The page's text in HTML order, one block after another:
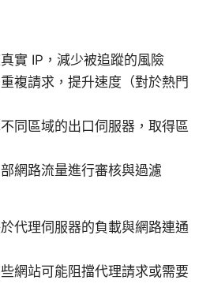
實 IP，減少被追蹤的風險
複請求，提升速度（對於熱門
同區域的出口伺服器，取得區
網路流量進行審核與過濾
代理伺服器的負載與網路連通
網站可能阻擋代理請求或需要